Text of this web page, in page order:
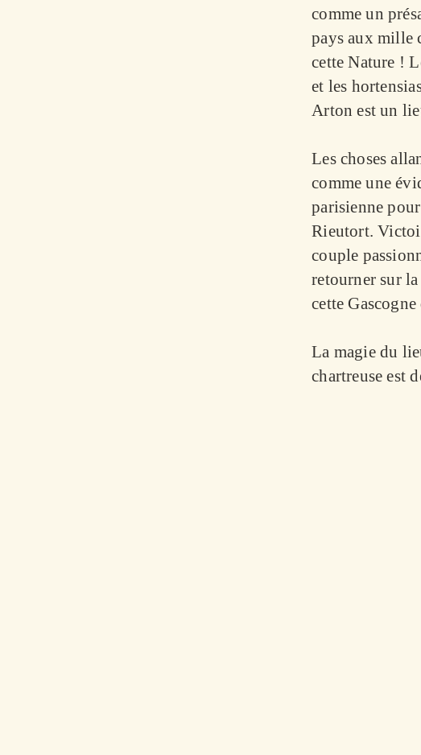
comme un
pays aux mille
cette Nature !
et les
Arton est un
Les choses
comme une
parisienne
Rieutort.
couple
retourner sur la
cette
La magie du
chartreuse est